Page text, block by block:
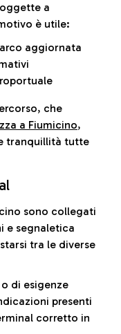
a
è utile:
aggiornata
che
a Fiumicino,
tranquillità tutte
sono collegati
e segnaletica
tra le diverse
di esigenze
presenti
corretto in